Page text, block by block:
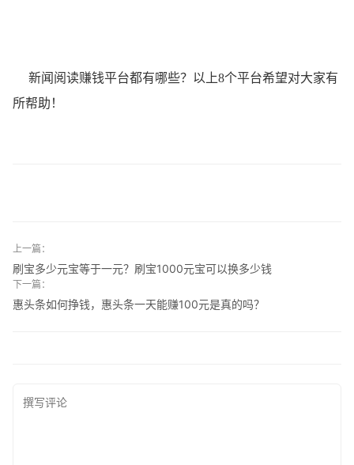
新闻阅读赚钱平台都有哪些？以上8个平台希望对大家有
所帮助！
上一篇：
刷宝多少元宝等于一元？刷宝1000元宝可以换多少钱
下一篇：
惠头条如何挣钱，惠头条一天能赚100元是真的吗？